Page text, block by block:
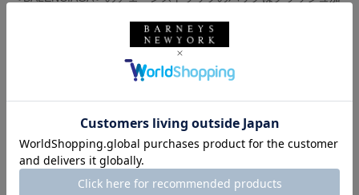
工がほどこされたカーフ素材を使用しています！
クラッシュ加工が何とも言えないかっこよさで、程よいカジュア
ル感も出してくれます。
オールシーズン使用可能なので是非一度店頭でご覧になられてく
ださい(^^)